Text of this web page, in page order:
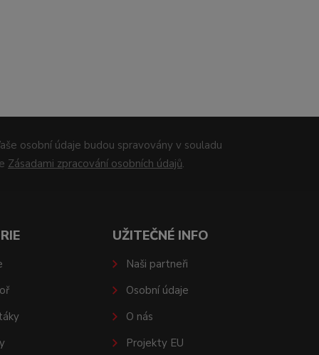
osobní údaje budou spravovány v souladu
Zásadami zpracování osobních údajů.
UŽITEČNÉ INFO
Naši partneři
Osobní údaje
O nás
Projekty EU